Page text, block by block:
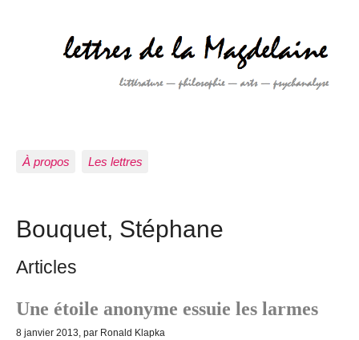
À propos Les lettres
Bouquet, Stéphane
Articles
Une étoile anonyme essuie les larmes
8 janvier 2013, par Ronald Klapka